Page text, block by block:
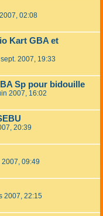
02:08
Kart GBA et
2007, 19:33
Sp pour bidouille
2007, 16:02
20:39
2007, 09:49
2007, 22:15